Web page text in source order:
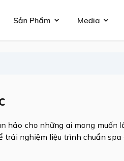
Sản Phẩm Media
hảo cho những ai mong muốn
nghiệm liệu trình chuẩn spa